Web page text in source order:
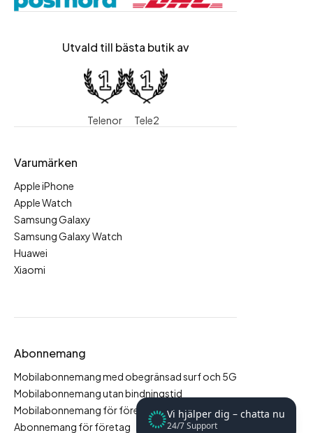
Vi hjälper dig – chatta nu
24/7 Support
Utvald till bästa butik av
Telenor Tele2
Varumärken
Apple iPhone
Apple Watch
Samsung Galaxy
Samsung Galaxy Watch
Huawei
Xiaomi
Abonnemang
Mobilabonnemang med obegränsad surf och 5G
Mobilabonnemang utan bindningstid
Mobilabonnemang för företag
Abonnemang för företag